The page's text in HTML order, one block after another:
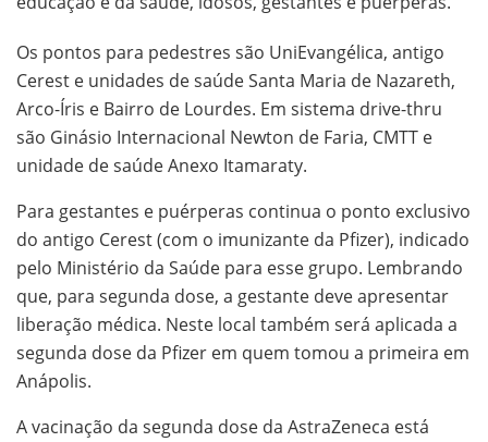
Os pontos para pedestres são UniEvangélica, antigo
Cerest e unidades de saúde Santa Maria de Nazareth,
Arco-Íris e Bairro de Lourdes. Em sistema drive-thru
são Ginásio Internacional Newton de Faria, CMTT e
unidade de saúde Anexo Itamaraty.
Para gestantes e puérperas continua o ponto exclusivo
do antigo Cerest (com o imunizante da Pfizer), indicado
pelo Ministério da Saúde para esse grupo. Lembrando
que, para segunda dose, a gestante deve apresentar
liberação médica. Neste local também será aplicada a
segunda dose da Pfizer em quem tomou a primeira em
Anápolis.
A vacinação da segunda dose da AstraZeneca está